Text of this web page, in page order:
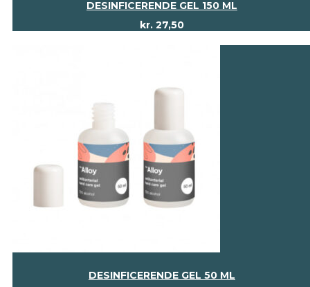
DESINFICERENDE GEL 150 ML
kr. 27,50
DESINFICERENDE GEL 50 ML